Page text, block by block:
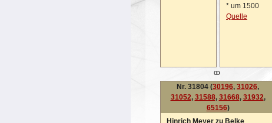
* um 1500
Quelle
oo
Nr. 31804 (30196, 31026,
31052, 31588, 31668, 31932,
65156)
Hinrich Meyer zu Belke